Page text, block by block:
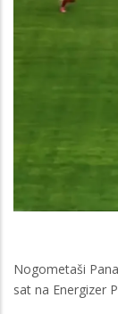
Nogometaši
sat na Energizer